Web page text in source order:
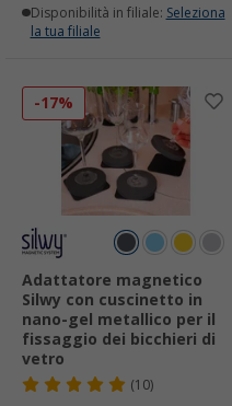
Disponibilità in filiale: Seleziona
la tua filiale
-17%
Adattatore magnetico
Silwy con cuscinetto in
nano-gel metallico per il
fissaggio dei bicchieri di
vetro
(10)